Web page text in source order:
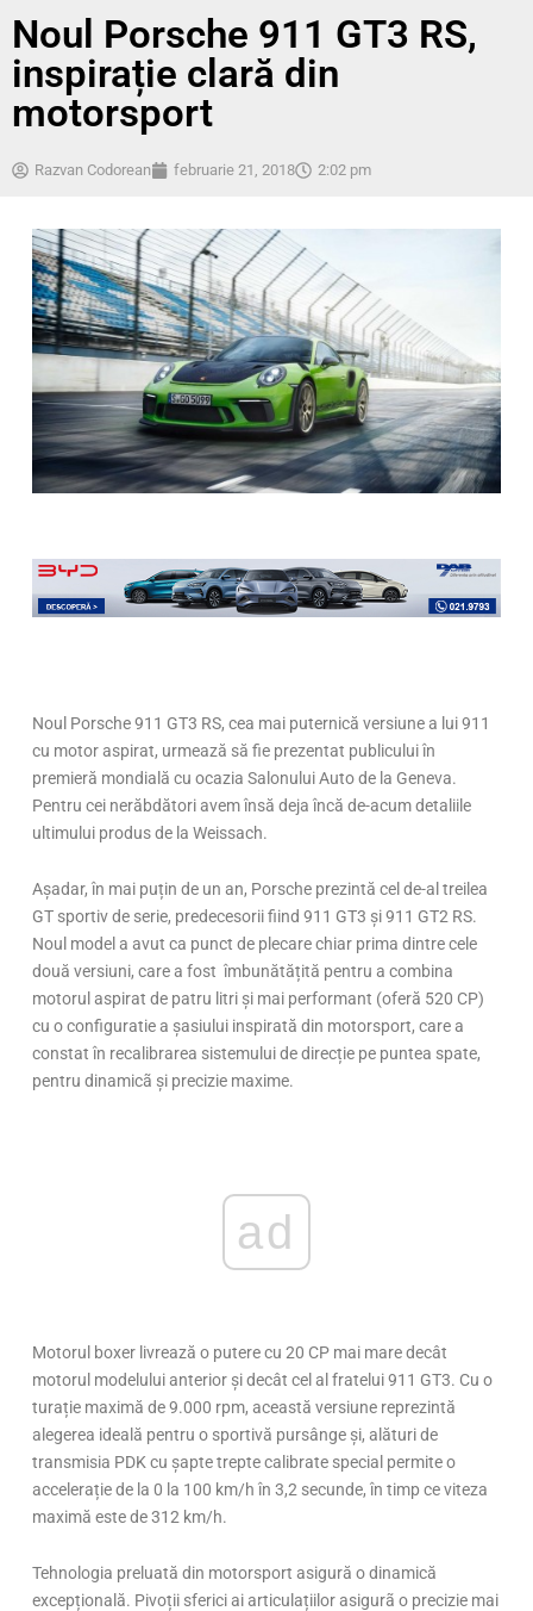
Noul Porsche 911 GT3 RS,
inspirație clară din
motorsport
Razvan Codorean februarie 21, 2018 2:02 pm
Noul Porsche 911 GT3 RS, cea mai puternică versiune a lui 911
cu motor aspirat, urmează să fie prezentat publicului în
premieră mondială cu ocazia Salonului Auto de la Geneva.
Pentru cei nerăbdători avem însă deja încă de-acum detaliile
ultimului produs de la Weissach.
Așadar, în mai puțin de un an, Porsche prezintă cel de-al treilea
GT sportiv de serie, predecesorii fiind 911 GT3 și 911 GT2 RS.
Noul model a avut ca punct de plecare chiar prima dintre cele
două versiuni, care a fost îmbunătățită pentru a combina
motorul aspirat de patru litri și mai performant (oferă 520 CP)
cu o configuratie a șasiului inspirată din motorsport, care a
constat în recalibrarea sistemului de direcție pe puntea spate,
pentru dinamicã și precizie maxime.
ad
Motorul boxer livrează o putere cu 20 CP mai mare decât
motorul modelului anterior și decât cel al fratelui 911 GT3. Cu o
turație maximă de 9.000 rpm, această versiune reprezintă
alegerea ideală pentru o sportivă pursânge și, alături de
transmisia PDK cu șapte trepte calibrate special permite o
accelerație de la 0 la 100 km/h în 3,2 secunde, în timp ce viteza
maximă este de 312 km/h.
Tehnologia preluată din motorsport asigură o dinamică
excepțională. Pivoții sferici ai articulațiilor asigurã o precizie mai